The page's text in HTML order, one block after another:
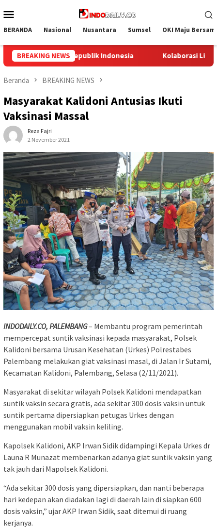
ke
Mobile
BERANDA Nasional Nusantara Sumsel OKI Maju
BREAKING NEWS
Lintas Sektoral di Lapas Muara Enim: Sukseskan
Beranda BREAKING NEWS
Masyarakat Kalidoni Antusias Ikuti
Vaksinasi Massal
Reza Fajri
2 November 2021
INDODAILY.CO, PALEMBANG– Membantu program pemerintah
mempercepat suntik vaksinasi kepada masyarakat, Polsek
Kalidoni bersama Urusan Kesehatan (Urkes) Polrestabes
Palembang melakukan giat vaksinasi masal, di Jalan Ir Sutami,
Kecamatan Kalidoni, Palembang, Selasa (2/11/2021).
Masyarakat di sekitar wilayah Polsek Kalidoni mendapatkan
suntik vaksin secara gratis, ada sekitar 300 dosis vaksin untuk
suntik pertama dipersiapkan petugas Urkes dengan
menggunakan mobil vaksin keliling.
Kapolsek Kalidoni, AKP Irwan Sidik didampingi Kepala Urkes dr
Launa R Munazat membenarkan adanya giat suntik vaksin yang
tak jauh dari Mapolsek Kalidoni.
“Ada sekitar 300 dosis yang dipersiapkan, dan nanti beberapa
hari kedepan akan diadakan lagi di daerah lain di siapkan 600
dosis vaksin,” ujar AKP Irwan Sidik, saat ditemui di ruang
kerjanya.